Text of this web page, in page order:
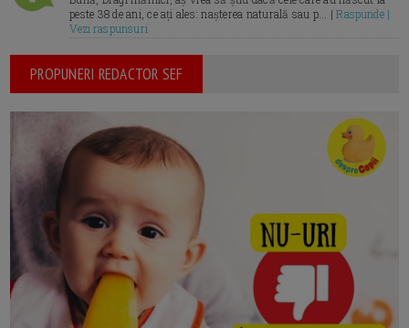
peste 38 de ani, ce ați ales: nașterea naturală sau p... |Raspunde |
Vezi raspunsuri
PROPUNERI REDACTOR SEF